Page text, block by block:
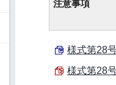
注意事項
様式第28
様式第28